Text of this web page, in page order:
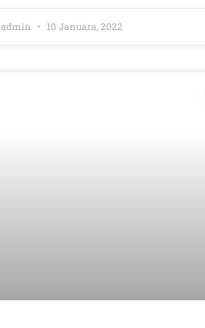
admin 10 Januara, 2022